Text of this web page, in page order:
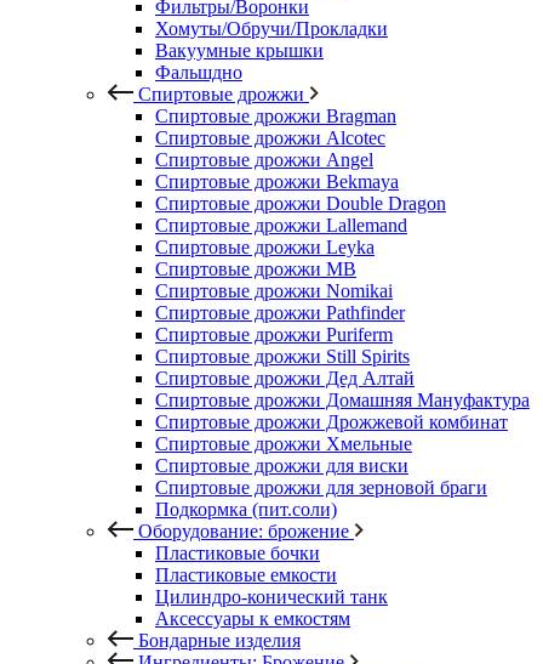
Фильтры/Воронки
Хомуты/Обручи/Прокладки
Вакуумные крышки
Фальшдно
Спиртовые дрожжи
Спиртовые дрожжи Bragman
Спиртовые дрожжи Alcotec
Спиртовые дрожжи Angel
Спиртовые дрожжи Bekmaya
Спиртовые дрожжи Double Dragon
Спиртовые дрожжи Lallemand
Спиртовые дрожжи Leyka
Спиртовые дрожжи MB
Спиртовые дрожжи Nomikai
Спиртовые дрожжи Pathfinder
Спиртовые дрожжи Puriferm
Спиртовые дрожжи Still Spirits
Спиртовые дрожжи Дед Алтай
Спиртовые дрожжи Домашняя Мануфактура
Спиртовые дрожжи Дрожжевой комбинат
Спиртовые дрожжи Хмельные
Спиртовые дрожжи для виски
Спиртовые дрожжи для зерновой браги
Подкормка (пит.соли)
Оборудование: брожение
Пластиковые бочки
Пластиковые емкости
Цилиндро-конический танк
Аксессуары к емкостям
Бондарные изделия